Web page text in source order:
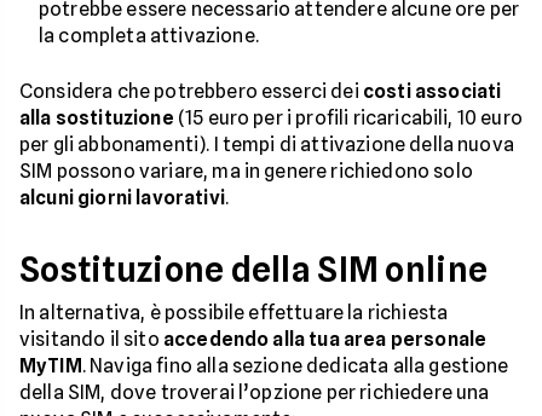
potrebbe essere necessario attendere alcune ore per
la completa attivazione.
Considera che potrebbero esserci dei costi associati
alla sostituzione (15 euro per i profili ricaricabili, 10 euro
per gli abbonamenti). I tempi di attivazione della nuova
SIM possono variare, ma in genere richiedono solo
alcuni giorni lavorativi.
Sostituzione della SIM online
In alternativa, è possibile effettuare la richiesta
visitando il sito accedendo alla tua area personale
MyTIM. Naviga fino alla sezione dedicata alla gestione
della SIM, dove troverai l’opzione per richiedere una